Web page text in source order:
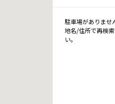
駐車場がありませ
地名/住所で再検
い。